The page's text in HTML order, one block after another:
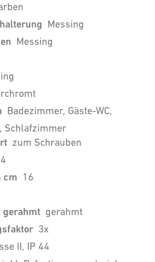
Messing
Messing
Badezimmer, Gäste-WC,
Schlafzimmer
zum Schrauben
cm 16
gerahmt
3x
II, IP 44